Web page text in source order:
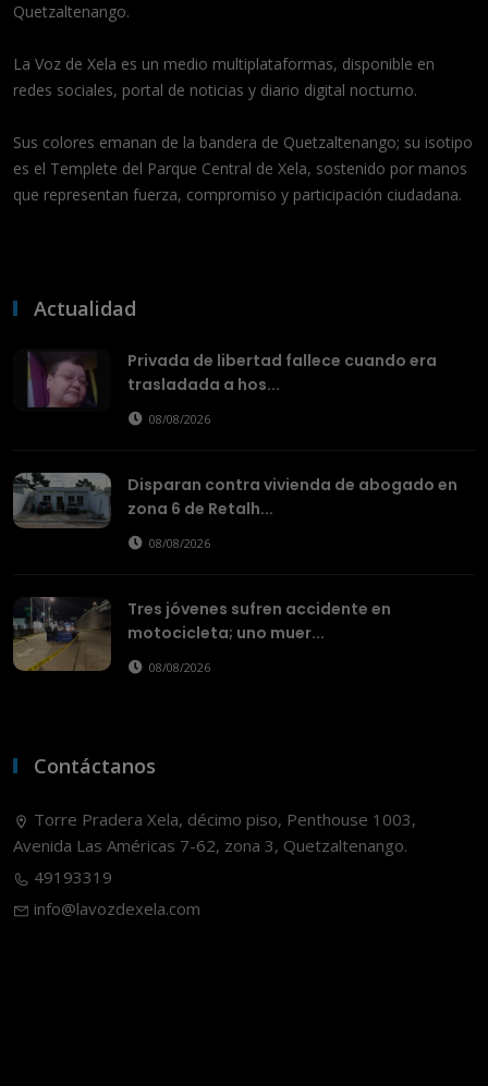
Quetzaltenango.
La Voz de Xela es un medio multiplataformas, disponible en
redes sociales, portal de noticias y diario digital nocturno.
Sus colores emanan de la bandera de Quetzaltenango; su isotipo
es el Templete del Parque Central de Xela, sostenido por manos
que representan fuerza, compromiso y participación ciudadana.
Actualidad
Privada de libertad fallece cuando era
trasladada a hos...
08/08/2026
Disparan contra vivienda de abogado en
zona 6 de Retalh...
08/08/2026
Tres jóvenes sufren accidente en
motocicleta; uno muer...
08/08/2026
Contáctanos
Torre Pradera Xela, décimo piso, Penthouse 1003,
Avenida Las Américas 7-62, zona 3, Quetzaltenango.
49193319
info@lavozdexela.com